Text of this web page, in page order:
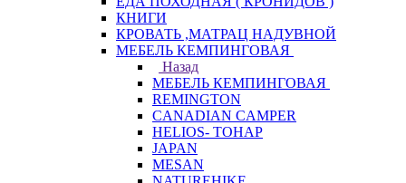
КНИГИ
КРОВАТЬ ,МАТРАЦ НАДУВНОЙ
МЕБЕЛЬ КЕМПИНГОВАЯ
Назад
МЕБЕЛЬ КЕМПИНГОВАЯ
REMINGTON
CANADIAN CAMPER
HELIOS- ТОНАР
JAPAN
MESAN